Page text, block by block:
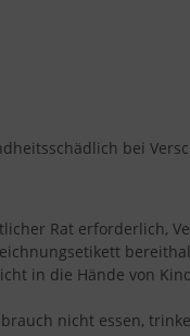
bei
Rat erforderlich,
in die Hände von
nicht essen,